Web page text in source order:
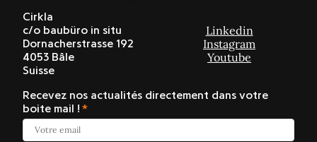
Cirkla
c/o baubüro in situ
Dornacherstrasse 192
4053 Bâle
Suisse
Linkedin
Instagram
Youtube
Recevez nos actualités directement dans votre
boite mail !